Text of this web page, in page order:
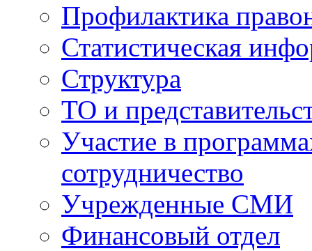
Профилактика
Статистическая
Структура
ТО и
Участие в
сотрудничество
Учрежденные СМИ
Финансовый отдел